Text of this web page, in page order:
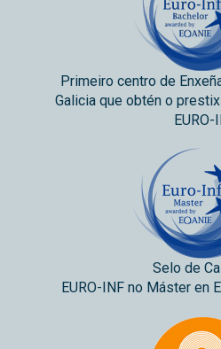
Primeiro centro de
Galicia que obtén o
EURO-
Selo de
EURO-INF no Máster en